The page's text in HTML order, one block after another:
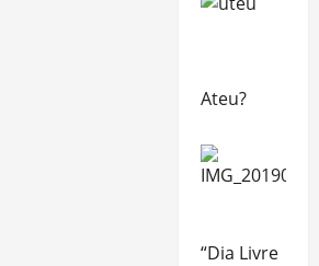
Ateu?
“Dia Livre